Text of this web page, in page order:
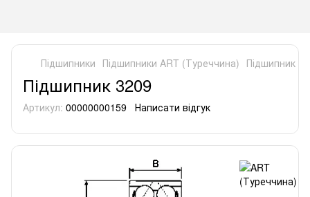
Підшипники Підшипники ART (Туреччина) Підшипник
Підшипник 3209
Артикул: 00000000159 Написати відгук